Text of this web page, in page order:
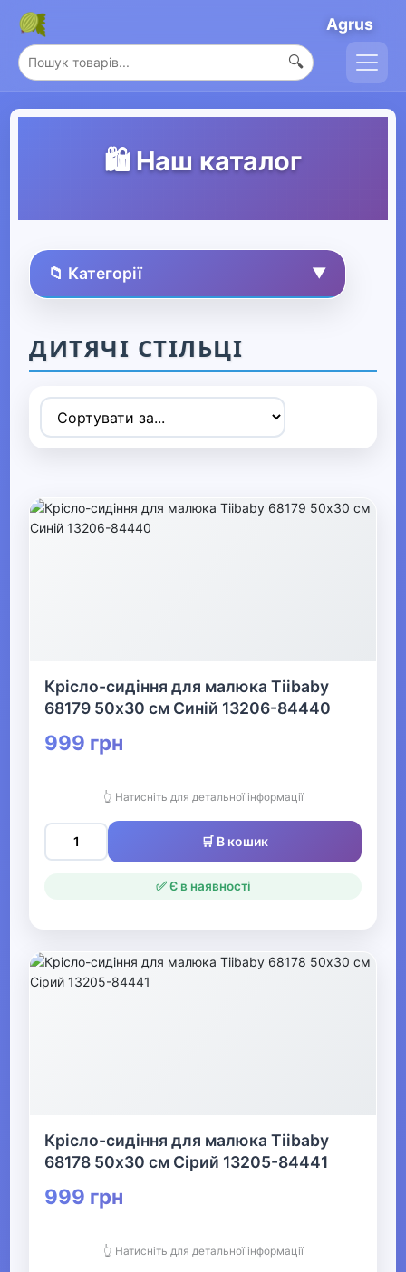
Agrus
🔍
🛍️ Наш каталог
📁 Категорії ▼
▶ Спорт та захоплення
▼ Товари для дітей
Коляски та автокрісла
Дитячі іграшки
Парти
Дитячі ліжечка
Мобілі
Комоди та пеленатори
Дитячі стільці
Ящики для іграшок
ДИТЯЧІ СТІЛЬЦІ
Крісло-сидіння для малюка Tiibaby
68179 50х30 см Синій 13206-84440
999 грн
👆 Натисніть для детальної інформації
🛒 В кошик
✅ Є в наявності
Крісло-сидіння для малюка Tiibaby
68178 50х30 см Сірий 13205-84441
999 грн
👆 Натисніть для детальної інформації